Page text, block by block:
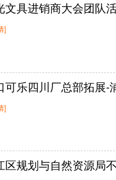
文具进销商大会团队
]
可乐四川厂总部拓展-
]
区规划与自然资源局